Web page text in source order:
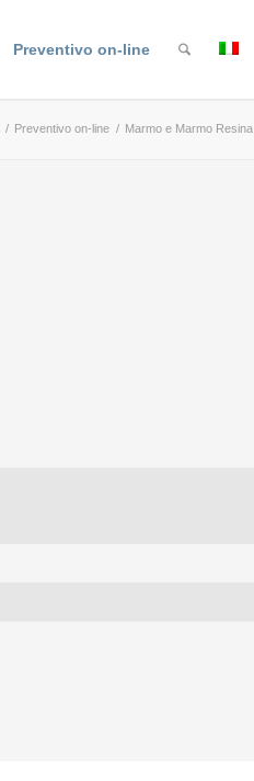
Preventivo on-line
/ Preventivo on-line / Marmo e Marmo Resina